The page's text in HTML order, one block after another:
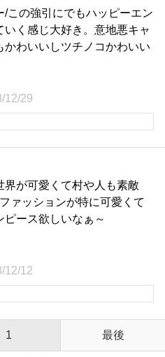
の強引にでもハッピーエン
いく感じ大好き。意地悪キャ
かわいいしツチノコかわいい
12/29
界が可愛くて村や人も素敵
ァッションが特に可愛くて
ピース欲しいなぁ～
12/12
1 最後